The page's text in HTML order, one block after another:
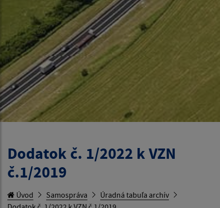
Dodatok č. 1/2022 k VZN
č.1/2019
Úvod Samospráva
Úradná tabuľa archív